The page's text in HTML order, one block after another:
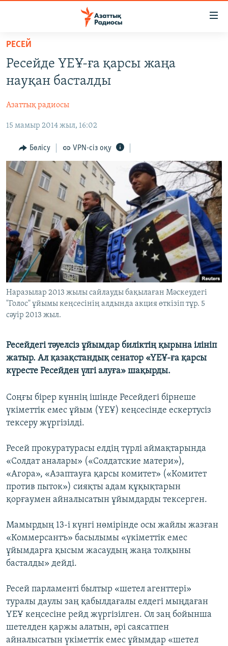
Skip
main
content
to
Navigation
Search
AZATTYQTV
ҚАҢТАР ОҚИҒАСЫ
АДАМ ҚҰҚЫҚТАРЫ
ӘЛЕУМЕТ
ӘЛЕМ
АРНАЙЫ ЖОБАЛАР
Русский
ЖАЗЫЛЫҢЫЗ
Басқа тілдерде
РЕСЕЙ
Ресейде ҮЕҰ-ға қарсы жаңа
науқан басталды
Азаттық радиосы
15 мамыр 2014 жыл, 16:02
Бөлісу VPN-сіз оқу
Наразылар 2013 жылы сайлауды бақылаған Мәскеудегі
"Голос" ұйымы кеңсесінің алдында акция өткізіп тұр. 5
сәуір 2013 жыл.
Ресейдегі тәуелсіз ұйымдар биліктің қырына ілініп
жатыр. Ал қазақстандық сенатор «ҮЕҰ-ға қарсы
күресте Ресейден үлгі алуға» шақырды.
Соңғы бірер күннің ішінде Ресейдегі бірнеше
үкіметтік емес ұйым (ҮЕҰ) кеңсесінде ескертусіз
тексеру жүргізілді.
Ресей прокуратурасы елдің түрлі аймақтарында
«Солдат аналары» («Солдатские матери»),
«Агора», «Азаптауға қарсы комитет» («Комитет
против пыток») сияқты адам құқықтарын
қорғаумен айналысатын ұйымдарды тексерген.
Мамырдың 13-і күнгі нөмірінде осы жайлы жазған
«Коммерсантъ» басылымы «үкіметтік емес
ұйымдарға қысым жасаудың жаңа толқыны
басталды» дейді.
Ресей парламенті былтыр «шетел агенттері»
туралы даулы заң қабылдағалы елдегі мыңдаған
ҮЕҰ кеңсесіне рейд жүргізілген. Ол заң бойынша
шетелден қаржы алатын, әрі саясатпен
айналысатын үкіметтік емес ұйымдар «шетел